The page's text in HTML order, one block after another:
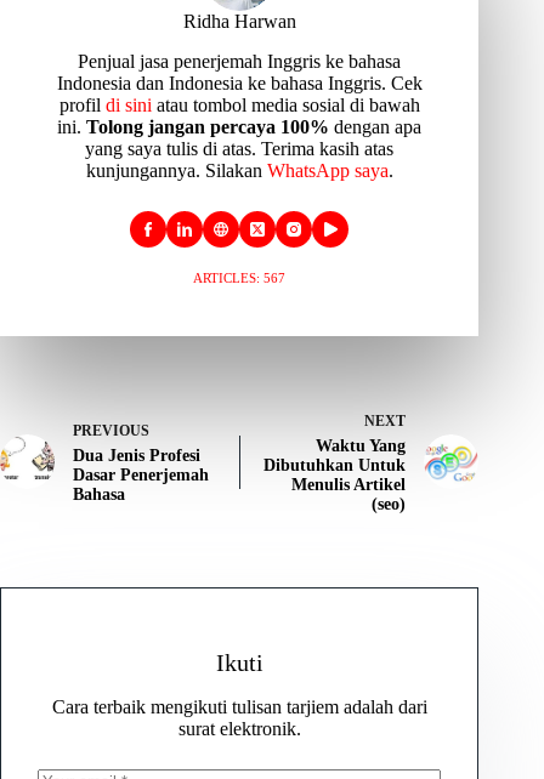
Ridha Harwan
Penjual jasa penerjemah Inggris ke bahasa
Indonesia dan Indonesia ke bahasa Inggris. Cek
profil di sini atau tombol media sosial di bawah
ini.Tolong jangan percaya 100% dengan apa
yang saya tulis di atas. Terima kasih atas
kunjungannya. Silakan WhatsApp saya.
ARTICLES: 567
PREVIOUS
Dua Jenis Profesi
Dasar Penerjemah
Bahasa
NEXT
Waktu Yang
Dibutuhkan Untuk
Menulis Artikel
(seo)
Ikuti
Cara terbaik mengikuti tulisan tarjiem adalah dari
surat elektronik.